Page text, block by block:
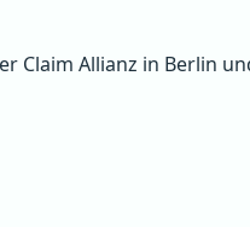
Claim Allianz in Berlin